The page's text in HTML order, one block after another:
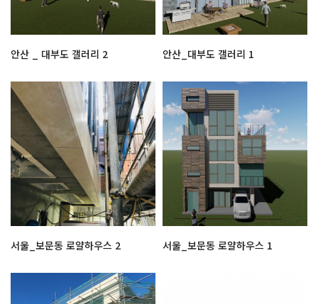
안산 _ 대부도 갤러리 2 안산_대부도 갤러리 1
서울_보문동 로얄하우스 2 서울_보문동 로얄하우스 1